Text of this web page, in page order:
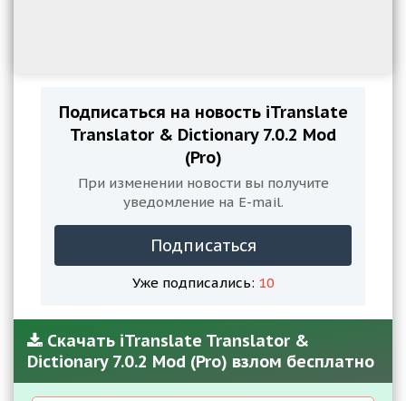
Подписаться на новость iTranslate
Translator & Dictionary 7.0.2 Mod
(Pro)
При изменении новости вы получите
уведомление на E-mail.
Подписаться
Уже подписались: 10
Скачать iTranslate Translator &
Dictionary 7.0.2 Mod (Pro) взлом бесплатно